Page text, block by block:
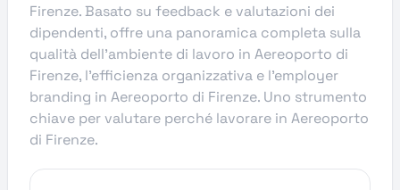
Firenze. Basato su feedback e valutazioni dei
dipendenti, offre una panoramica completa sulla
qualità dell’ambiente di lavoro in Aereoporto di
Firenze, l’efficienza organizzativa e l’employer
branding in Aereoporto di Firenze. Uno strumento
chiave per valutare perché lavorare in Aereoporto
di Firenze.